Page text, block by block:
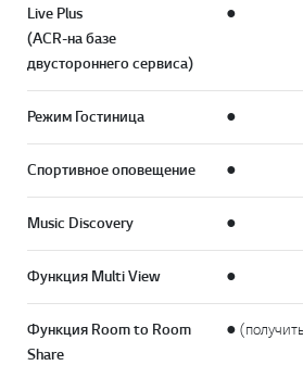
Live Plus
(ACR-на базе
двустороннего сервиса)
●
Режим Гостиница ●
Спортивное оповещение ●
Music Discovery ●
Функция Multi View ●
Функция Room to Room
Share
●